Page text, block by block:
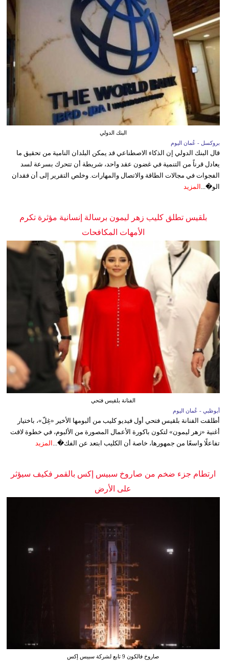
البنك الدولي
بروكسل - عُمان اليوم
قال البنك الدولي إن الذكاء الاصطناعي قد يمكن البلدان النامية من تحقيق ما
يعادل قرناً من التنمية في غضون عقد واحد، شريطة أن تتحرك بسرعة لسد
الفجوات في مجالات الطاقة والاتصال والمهارات. وخلص التقرير إلى أن فقدان
الو�...
المزيد
بلقيس تطلق كليب زهر ليمون برسالة إنسانية مؤثرة تكرم
الأمهات المكافحات
الفنانة بلقيس فتحي
أبوظبي - عُمان اليوم
أطلقت الفنانة بلقيس فتحي أول فيديو كليب من ألبومها الأخير «غِلّ»، باختيار
أغنية «زهر ليمون» لتكون باكورة الأعمال المصورة من الألبوم، في خطوة لاقت
تفاعلًا واسعًا من جمهورها، خاصة أن الكليب ابتعد عن الفك�... المزيد
ارتطام جزء ضخم من صاروخ سبيس إكس بالقمر فكيف سيؤثر
على الأرض
صاروخ فالكون 9 تابع لشركة سبيس إكس